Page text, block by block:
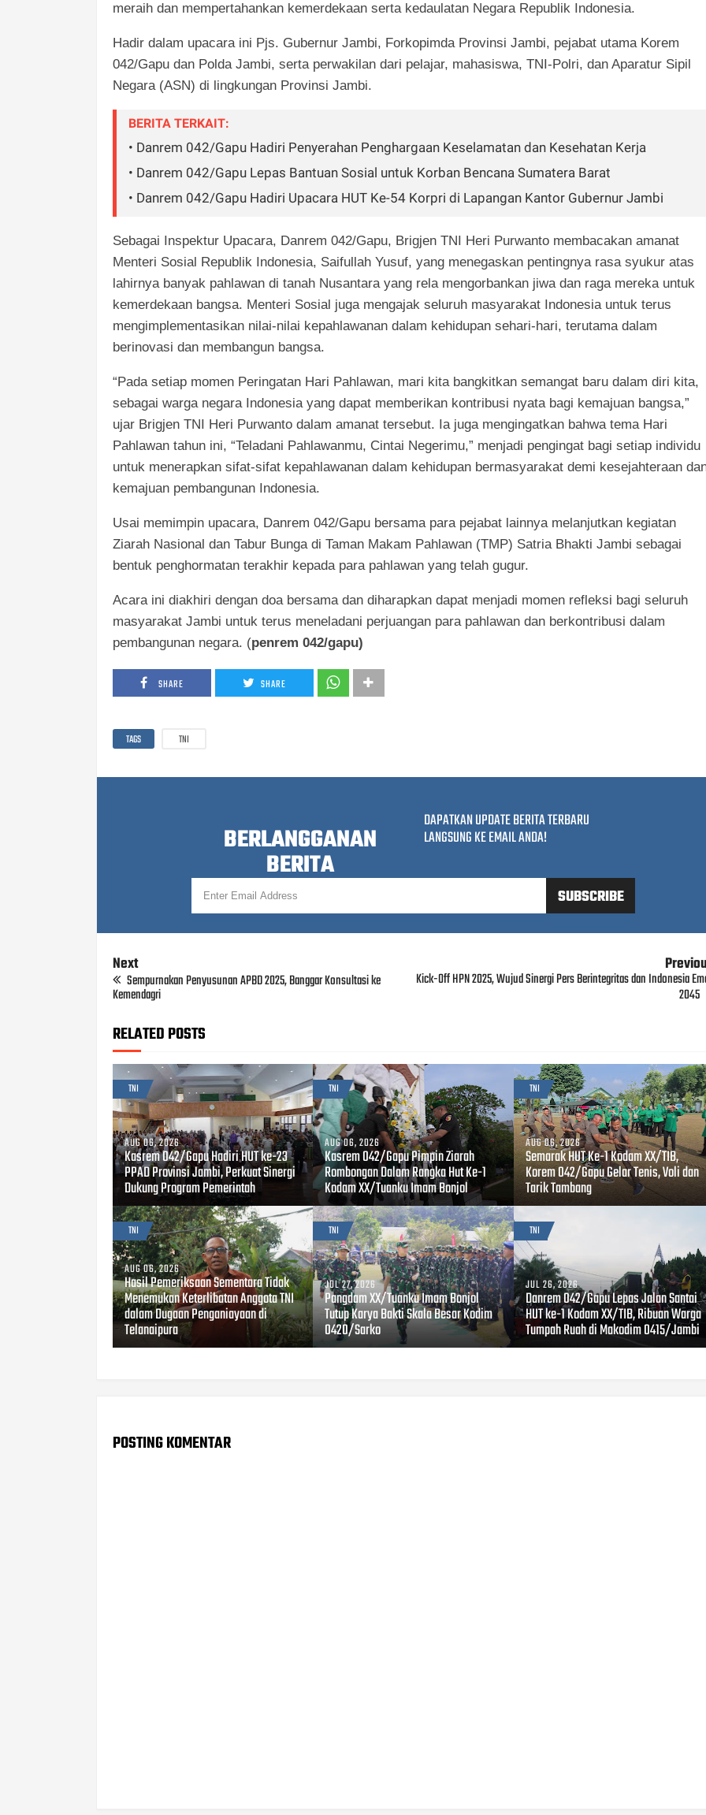
meraih dan mempertahankan kemerdekaan serta kedaulatan Negara Republik Indonesia.
Hadir dalam upacara ini Pjs. Gubernur Jambi, Forkopimda Provinsi Jambi, pejabat utama Korem
042/Gapu dan Polda Jambi, serta perwakilan dari pelajar, mahasiswa, TNI-Polri, dan Aparatur Sipil
Negara (ASN) di lingkungan Provinsi Jambi.
BERITA TERKAIT:
• Danrem 042/Gapu Hadiri Penyerahan Penghargaan Keselamatan dan Kesehatan Kerja
• Danrem 042/Gapu Lepas Bantuan Sosial untuk Korban Bencana Sumatera Barat
• Danrem 042/Gapu Hadiri Upacara HUT Ke-54 Korpri di Lapangan Kantor Gubernur Jambi
Sebagai Inspektur Upacara, Danrem 042/Gapu, Brigjen TNI Heri Purwanto membacakan amanat
Menteri Sosial Republik Indonesia, Saifullah Yusuf, yang menegaskan pentingnya rasa syukur atas
lahirnya banyak pahlawan di tanah Nusantara yang rela mengorbankan jiwa dan raga mereka untuk
kemerdekaan bangsa. Menteri Sosial juga mengajak seluruh masyarakat Indonesia untuk terus
mengimplementasikan nilai-nilai kepahlawanan dalam kehidupan sehari-hari, terutama dalam
berinovasi dan membangun bangsa.
“Pada setiap momen Peringatan Hari Pahlawan, mari kita bangkitkan semangat baru dalam diri kita,
sebagai warga negara Indonesia yang dapat memberikan kontribusi nyata bagi kemajuan bangsa,”
ujar Brigjen TNI Heri Purwanto dalam amanat tersebut. Ia juga mengingatkan bahwa tema Hari
Pahlawan tahun ini, “Teladani Pahlawanmu, Cintai Negerimu,” menjadi pengingat bagi setiap individu
untuk menerapkan sifat-sifat kepahlawanan dalam kehidupan bermasyarakat demi kesejahteraan
kemajuan pembangunan Indonesia.
Usai memimpin upacara, Danrem 042/Gapu bersama para pejabat lainnya melanjutkan kegiatan
Ziarah Nasional dan Tabur Bunga di Taman Makam Pahlawan (TMP) Satria Bhakti Jambi sebagai
bentuk penghormatan terakhir kepada para pahlawan yang telah gugur.
Acara ini diakhiri dengan doa bersama dan diharapkan dapat menjadi momen refleksi bagi seluruh
masyarakat Jambi untuk terus meneladani perjuangan para pahlawan dan berkontribusi dalam
pembangunan negara. (penrem 042/gapu)
SHARE SHARE
TAGS TNI
BERLANGGANAN
BERITA
DAPATKAN UPDATE BERITA TERBARU
LANGSUNG KE EMAIL ANDA!
Next
Sempurnakan Penyusunan APBD 2025, Banggar Konsultasi ke
Kemendagri
Kick-Off HPN 2025, Wujud Sinergi Pers Berintegritas dan Indonesia
2045
RELATED POSTS
TNI
AUG 06, 2026
Kasrem 042/Gapu Hadiri HUT ke-23
PPAD Provinsi Jambi, Perkuat Sinergi
Dukung Program Pemerintah
TNI
AUG 06, 2026
Kasrem 042/Gapu Pimpin Ziarah
Rombongan Dalam Rangka Hut Ke-1
Kodam XX/Tuanku Imam Bonjol
TNI
AUG 06, 2026
Semarak HUT Ke-1 Kodam XX/TIB,
Korem 042/Gapu Gelar Tenis, Voli dan
Tarik Tambang
TNI
AUG 06, 2026
Hasil Pemeriksaan Sementara Tidak
Menemukan Keterlibatan Anggota TNI
dalam Dugaan Penganiayaan di
Telanaipura
TNI
JUL 27, 2026
Pangdam XX/Tuanku Imam Bonjol
Tutup Karya Bakti Skala Besar Kodim
0420/Sarko
TNI
JUL 26, 2026
Danrem 042/Gapu Lepas Jalan Santai
HUT ke-1 Kodam XX/TIB, Ribuan Warga
Tumpah Ruah di Makodim 0415/Jambi
POSTING KOMENTAR